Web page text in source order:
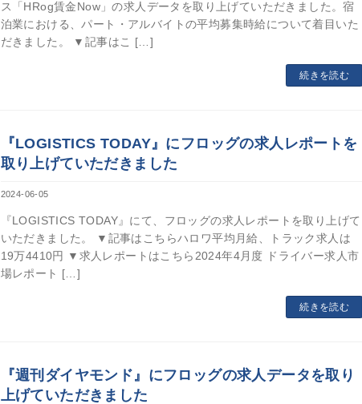
ス「HRog賃金Now」の求人データを取り上げていただきました。宿
泊業における、パート・アルバイトの平均募集時給について着目いた
だきました。 ▼記事はこ […]
続きを読む
『LOGISTICS TODAY』にフロッグの求人レポートを
取り上げていただきました
2024-06-05
『LOGISTICS TODAY』にて、フロッグの求人レポートを取り上げて
いただきました。 ▼記事はこちらハロワ平均月給、トラック求人は
19万4410円 ▼求人レポートはこちら2024年4月度 ドライバー求人市
場レポート […]
続きを読む
『週刊ダイヤモンド』にフロッグの求人データを取り
上げていただきました